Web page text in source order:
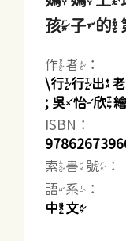
孩子的
作者：
\行行出
; 吳怡欣
ISBN：
索書號：
語系：
中文